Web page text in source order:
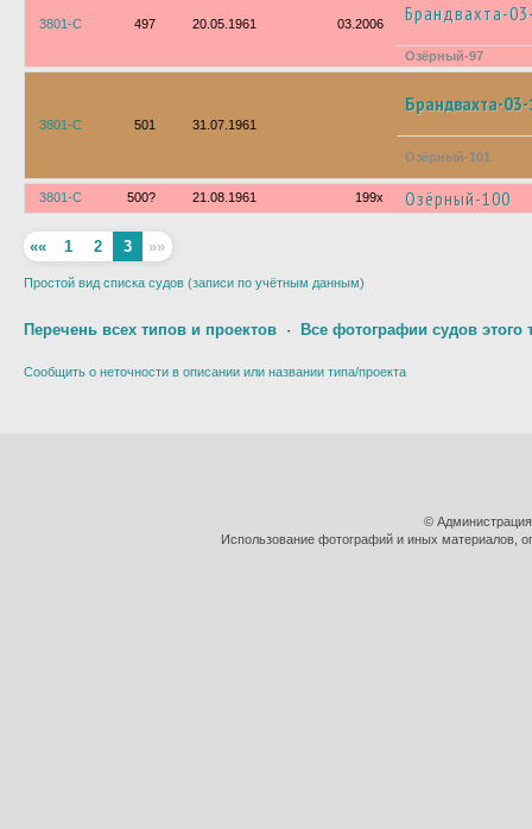
3801-С 497 20.05.1961 03.2006 Брандвахта-
Озёрный-97
3801-С 501 31.07.1961
Брандвахта-
Озёрный-101
3801-С 500? 21.08.1961 199х Озёрный-100
«« 1 2 3 »»
Простой вид списка судов (записи по учётным данным)
Перечень всех типов и проектов · Все фотографии судов этого
Сообщить о неточности в описании или названии типа/проекта
©
Использование фотографий и иных материалов,